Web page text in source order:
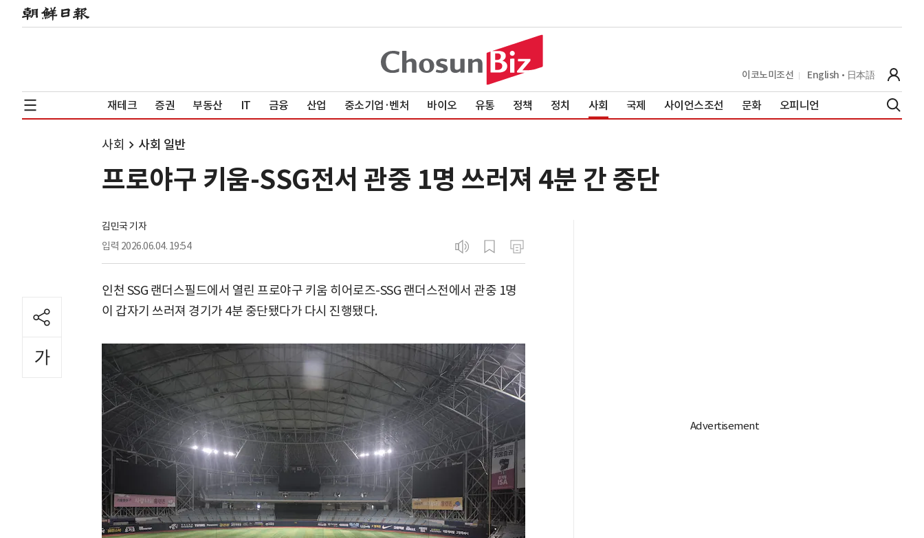
이코노미조선 English 日本語
재테크 증권 부동산 IT 금융 산업 중소기업·벤처 바이오 유통 정책 정치 사회 국제 사이언스조선 문화 오피니언
사회 사회 일반
프로야구 키움-SSG전서 관중 1명 쓰러져 4분 간 중단
김민국 기자
입력 2026.06.04. 19:54
인천 SSG 랜더스필드에서 열린 프로야구 키움 히어로즈-SSG 랜더스전에서 관중 1명
이 갑자기 쓰러져 경기가 4분 중단됐다가 다시 진행됐다.